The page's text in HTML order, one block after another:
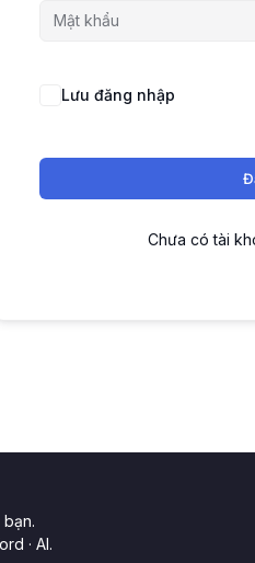
Lưu đăng nhập
Chưa có tài
· AI.